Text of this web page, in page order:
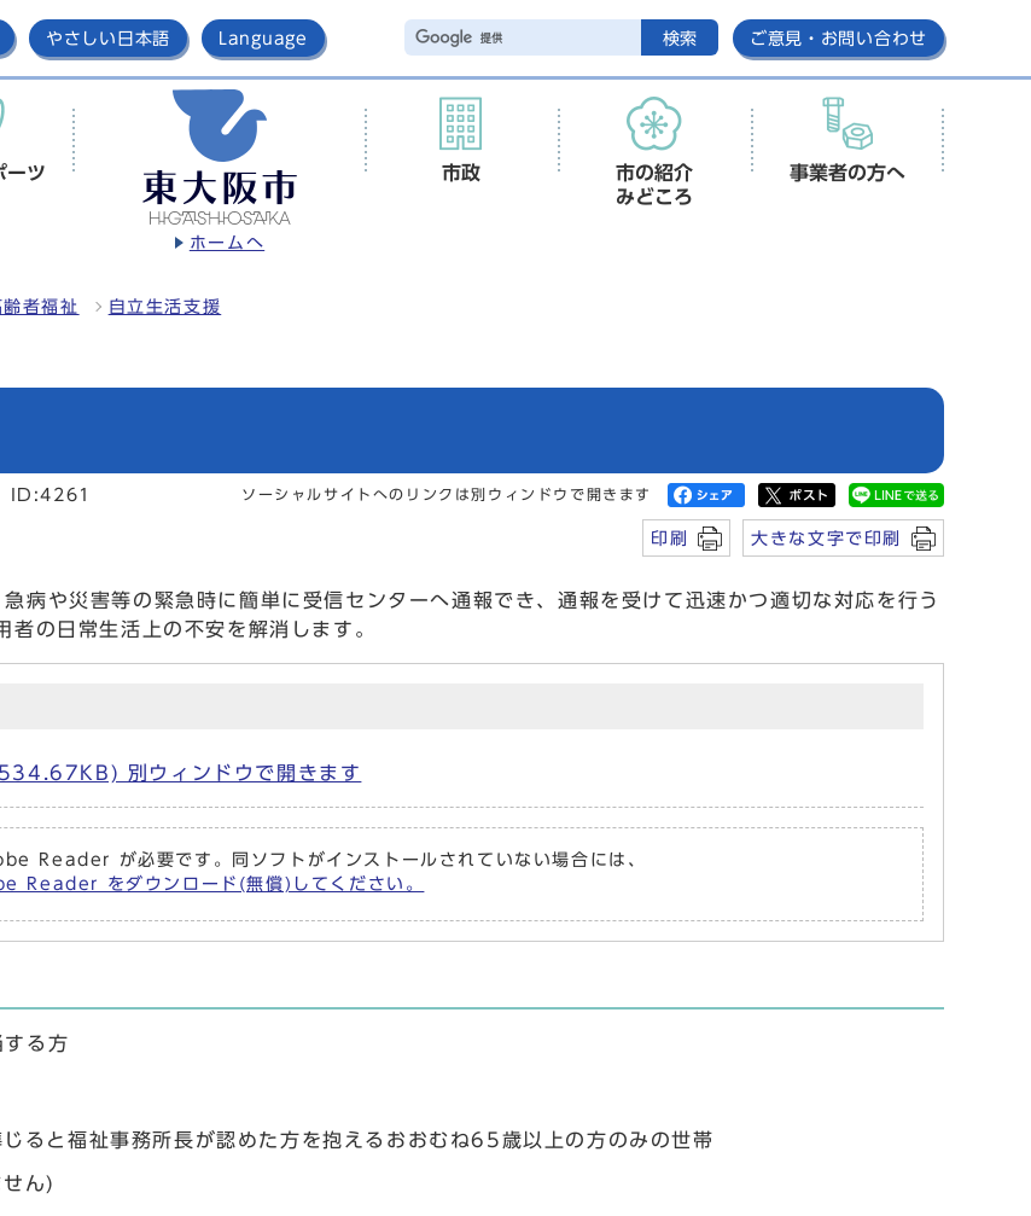
やさしい日本語 Language 検索 ご意見・お問い合わせ
ホームへ
ーツ
市政
市の紹介
みどころ
事業者の方へ
齢者福祉 自立生活支援
ID:4261 ソーシャルサイトへのリンクは別ウィンドウで開きます
印刷 大きな文字で印刷
病や災害等の緊急時に簡単に受信センターへ通報でき、通報を受けて迅速かつ適切な対応を行う
の日常生活上の不安を解消します。
別ウィンドウで開きます
Reader が必要です。同ソフトがインストールされていない場合には、
Reader をダウンロード(無償)してください。
る方
ると福祉事務所長が認めた方を抱えるおおむね65歳以上の方のみの世帯
ん)